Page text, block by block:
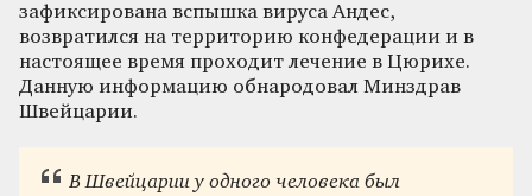
зафиксирована вспышка вируса Андес,
возвратился на территорию конфедерации и в
настоящее время проходит лечение в Цюрихе.
Данную информацию обнародовал Минздрав
Швейцарии.
В Швейцарии у одного человека был